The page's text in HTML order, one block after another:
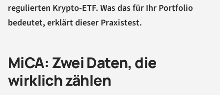
regulierten Krypto-ETF. Was das für Ihr Portfolio
bedeutet, erklärt dieser Praxistest.
MiCA: Zwei Daten, die
wirklich zählen